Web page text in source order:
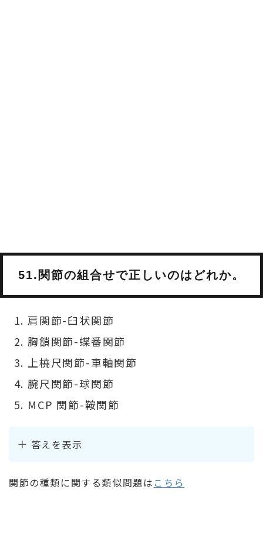
51.関節の組合せで正しいのはどれか。
肩関節-臼状関節
胸鎖関節-蝶番関節
上橈尺関節-車軸関節
腕尺関節-球関節
MCP 関節-鞍関節
答えを表示
関節の種類に関する類似問題は こちら